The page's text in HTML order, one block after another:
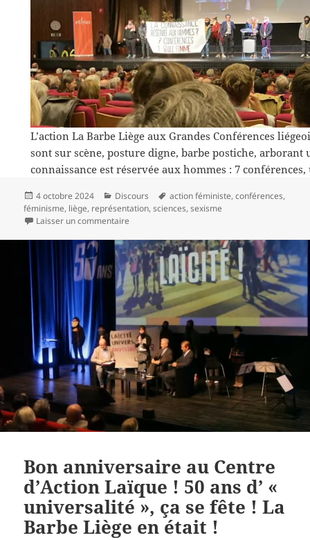
L’action La Barbe Liège aux Grandes Conférences
sont sur scène, posture digne, barbe postiche, arborant
connaissance est réservée aux hommes : 7
4 octobre 2024 Discours action féministe,conférences,
féminisme, liège, représentation,sciences,sexisme
Laisser un commentaire
Bon anniversaire au Centre
d’Action Laïque ! 50 ans d’ «
universalité », ça se fête ! La
Barbe Liège en était !